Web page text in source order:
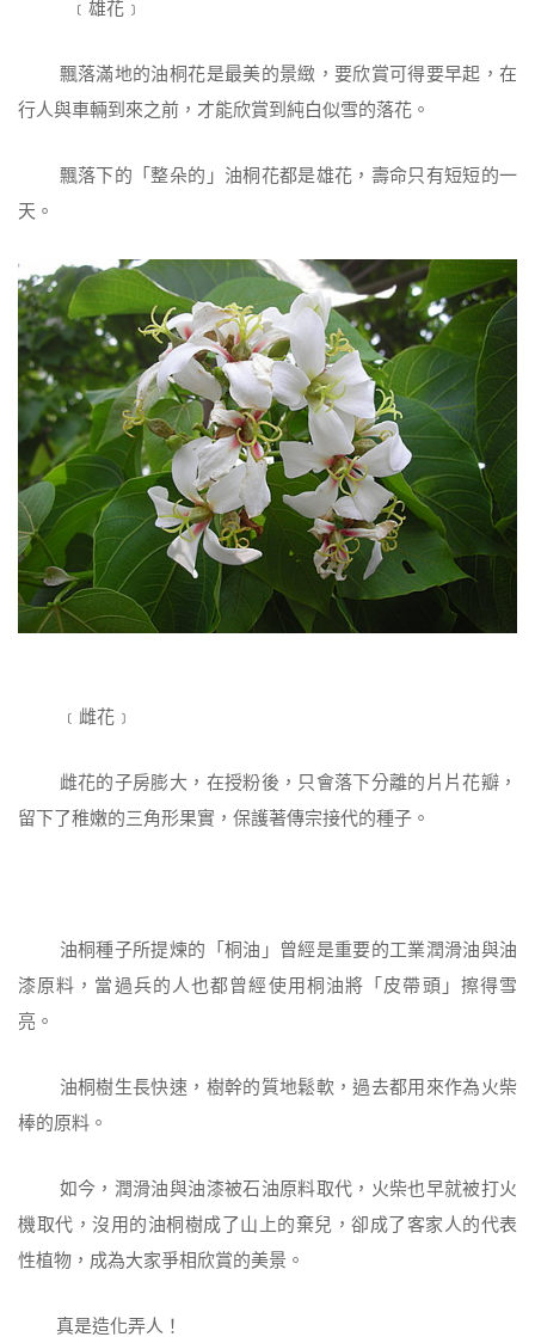
﹝雄花﹞
飄落滿地的油桐花是最美的景緻，要欣賞可得要早起，在
行人與車輛到來之前，才能欣賞到純白似雪的落花。
飄落下的「整朵的」油桐花都是雄花，壽命只有短短的一
天。
﹝雌花﹞
雌花的子房膨大，在授粉後，只會落下分離的片片花瓣，
留下了稚嫩的三角形果實，保護著傳宗接代的種子。
油桐種子所提煉的「桐油」曾經是重要的工業潤滑油與油
漆原料，當過兵的人也都曾經使用桐油將「皮帶頭」擦得雪
亮。
油桐樹生長快速，樹幹的質地鬆軟，過去都用來作為火柴
棒的原料。
如今，潤滑油與油漆被石油原料取代，火柴也早就被打火
機取代，沒用的油桐樹成了山上的棄兒，卻成了客家人的代表
性植物，成為大家爭相欣賞的美景。
真是造化弄人！